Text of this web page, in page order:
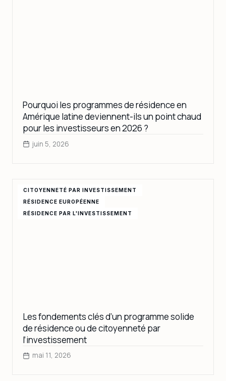
Pourquoi les programmes de résidence en
Amérique latine deviennent-ils un point chaud
pour les investisseurs en 2026 ?
juin 5, 2026
CITOYENNETÉ PAR INVESTISSEMENT
RÉSIDENCE EUROPÉENNE
RÉSIDENCE PAR L'INVESTISSEMENT
Les fondements clés d’un programme solide
de résidence ou de citoyenneté par
l’investissement
mai 11, 2026